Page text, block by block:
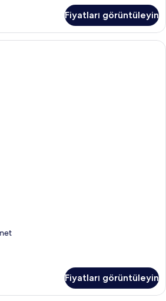
Fiyatları görüntüleyin
Fiyatları görüntüleyin